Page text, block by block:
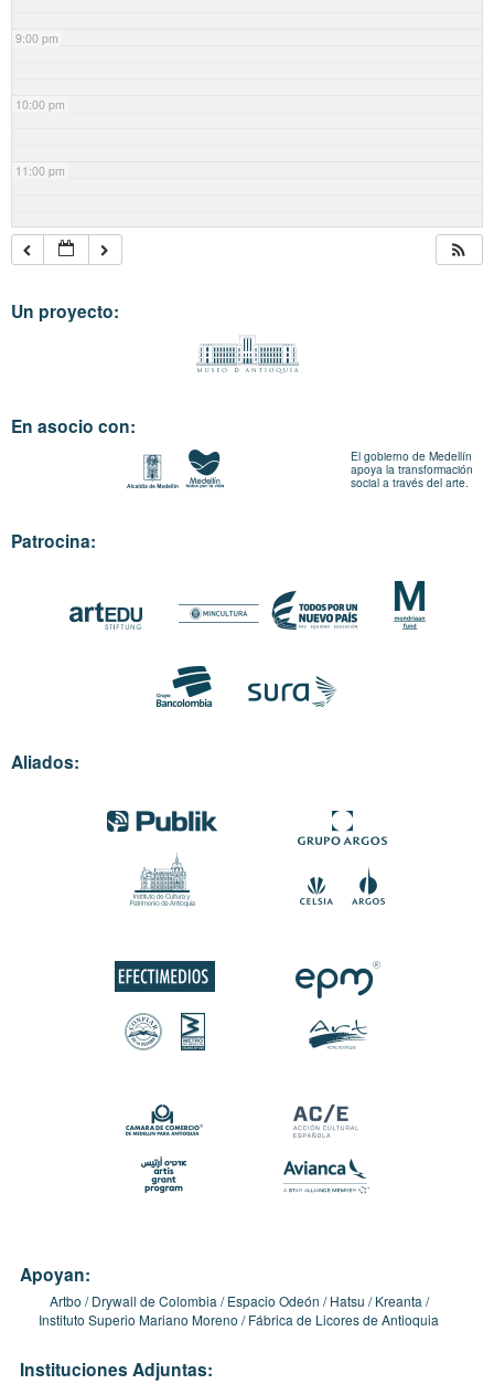
9:00 pm
10:00 pm
11:00 pm
Un proyecto:
En asocio con:
El gobierno de Medellín
apoya la transformación
social a través del arte.
Patrocina:
Aliados:
Apoyan:
Artbo Drywall de Colombia Espacio Odeón Hatsu
Kreanta
Instituto Superio Mariano Moreno
Fábrica de Licores de Antioquia
Instituciones Adjuntas: